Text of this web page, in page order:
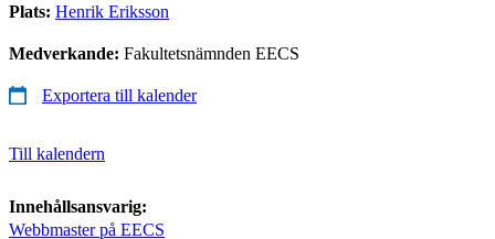
Plats: Henrik Eriksson
Medverkande: Fakultetsnämnden EECS
Exportera till kalender
Till kalendern
Innehållsansvarig:
Webbmaster på EECS